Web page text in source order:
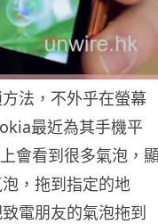
法，不外乎在螢幕
最近為其手機平
會看到很多氣泡，顯
，拖到指定的地
電朋友的氣泡拖到